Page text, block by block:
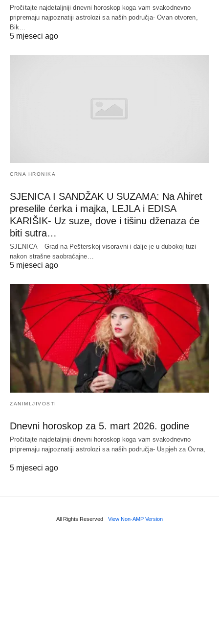
Pročitajte najdetaljniji dnevni horoskop koga vam svakodnevno
pripremaju najpoznatiji astrolozi sa naših područja- Ovan otvoren,
Bik…
5 mjeseci ago
CRNA HRONIKA
SJENICA I SANDŽAK U SUZAMA: Na Ahiret
preselile ćerka i majka, LEJLA i EDISA
KARIŠIK- Uz suze, dove i tišinu dženaza će
biti sutra…
SJENICA – Grad na Pešterskoj visoravni i dalje je u dubokoj tuzi
nakon strašne saobraćajne…
5 mjeseci ago
ZANIMLJIVOSTI
Dnevni horoskop za 5. mart 2026. godine
Pročitajte najdetaljniji dnevni horoskop koga vam svakodnevno
pripremaju najpoznatiji astrolozi sa naših područja- Uspjeh za Ovna,
5 mjeseci ago
All Rights Reserved View Non-AMP Version